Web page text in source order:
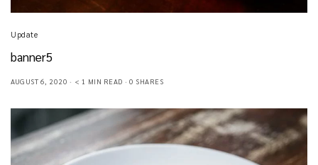
Update
banner5
AUGUST 6, 2020 < 1 MIN READ 0 SHARES